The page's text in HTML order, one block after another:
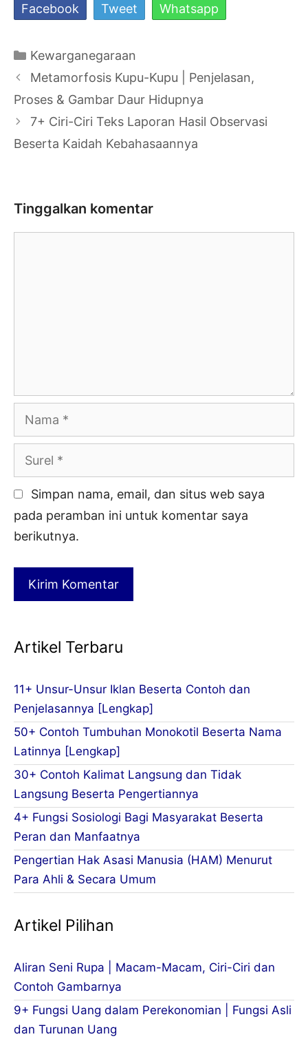
Facebook Tweet Whatsapp
Kategori
Kewarganegaraan
Navigasi
Tulisan
Metamorfosis Kupu-Kupu | Penjelasan,
Proses & Gambar Daur Hidupnya
7+ Ciri-Ciri Teks Laporan Hasil Observasi
Beserta Kaidah Kebahasaannya
Tinggalkan komentar
Nama
Surel
Simpan nama, email, dan situs web saya
pada peramban ini untuk komentar saya
berikutnya.
Artikel Terbaru
11+ Unsur-Unsur Iklan Beserta Contoh dan
Penjelasannya [Lengkap]
50+ Contoh Tumbuhan Monokotil Beserta Nama
Latinnya [Lengkap]
30+ Contoh Kalimat Langsung dan Tidak
Langsung Beserta Pengertiannya
4+ Fungsi Sosiologi Bagi Masyarakat Beserta
Peran dan Manfaatnya
Pengertian Hak Asasi Manusia (HAM) Menurut
Para Ahli & Secara Umum
Artikel Pilihan
Aliran Seni Rupa | Macam-Macam, Ciri-Ciri dan
Contoh Gambarnya
9+ Fungsi Uang dalam Perekonomian | Fungsi Asli
dan Turunan Uang